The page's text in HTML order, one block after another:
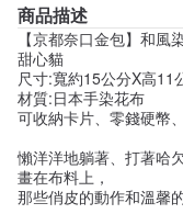
商品描述
【京都奈口金包】和
甜心貓
尺寸:寬約15公分X高11
材質:日本手染花布
可收納卡片、零錢硬幣
懶洋洋地躺著、打著哈
畫在布料上，
那些俏皮的動作和溫馨